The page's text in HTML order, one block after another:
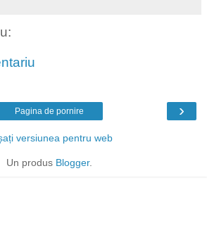
›
Pagina de pornire
versiunea pentru web
Un produs Blogger.